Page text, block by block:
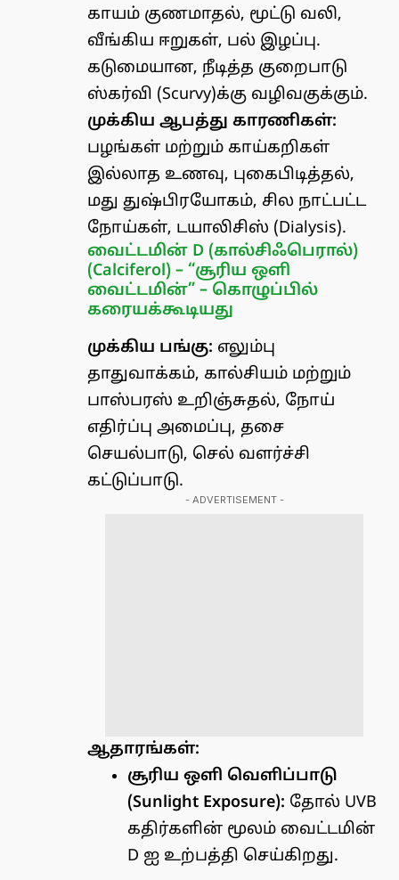
காயம் குணமாதல், மூட்டு வலி,
வீங்கிய ஈறுகள், பல் இழப்பு.
கடுமையான, நீடித்த குறைபாடு
ஸ்கர்வி (Scurvy)க்கு வழிவகுக்கும்.
முக்கிய ஆபத்து காரணிகள்:
பழங்கள் மற்றும் காய்கறிகள்
இல்லாத உணவு, புகைபிடித்தல்,
மது துஷ்பிரயோகம், சில நாட்பட்ட
நோய்கள், டயாலிசிஸ் (Dialysis).
வைட்டமின் D (கால்சிஃபெரால்)
(Calciferol) – “சூரிய ஒளி
வைட்டமின்” – கொழுப்பில்
கரையக்கூடியது
முக்கிய பங்கு: எலும்பு
தாதுவாக்கம், கால்சியம் மற்றும்
பாஸ்பரஸ் உறிஞ்சுதல், நோய்
எதிர்ப்பு அமைப்பு, தசை
செயல்பாடு, செல் வளர்ச்சி
கட்டுப்பாடு.
- ADVERTISEMENT -
ஆதாரங்கள்:
சூரிய ஒளி வெளிப்பாடு
(Sunlight Exposure): தோல் UVB
கதிர்களின் மூலம் வைட்டமின்
D ஐ உற்பத்தி செய்கிறது.